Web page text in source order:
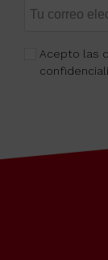
Acepto las